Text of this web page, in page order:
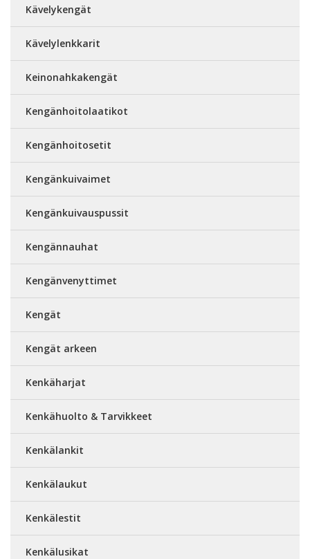
Kävelykengät
Kävelylenkkarit
Keinonahkakengät
Kengänhoitolaatikot
Kengänhoitosetit
Kengänkuivaimet
Kengänkuivauspussit
Kengännauhat
Kengänvenyttimet
Kengät
Kengät arkeen
Kenkäharjat
Kenkähuolto & Tarvikkeet
Kenkälankit
Kenkälaukut
Kenkälestit
Kenkälusikat